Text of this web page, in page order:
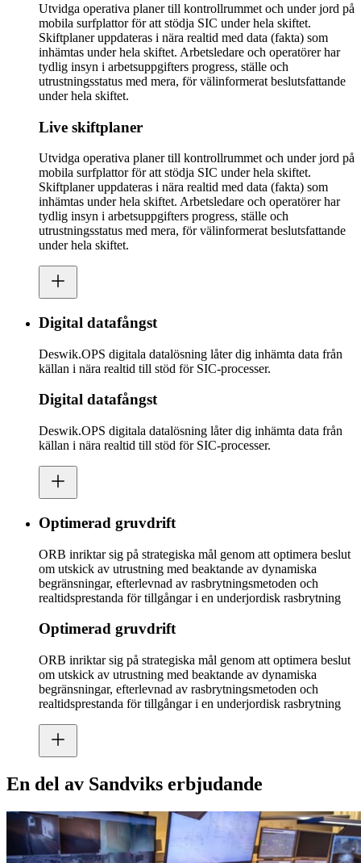
Utvidga operativa planer till kontrollrummet och under jord på
mobila surfplattor för att stödja SIC under hela skiftet.
Skiftplaner uppdateras i nära realtid med data (fakta) som
inhämtas under hela skiftet. Arbetsledare och operatörer har
tydlig insyn i arbetsuppgifters progress, ställe och
utrustningsstatus med mera, för välinformerat beslutsfattande
under hela skiftet.
Live skiftplaner
Utvidga operativa planer till kontrollrummet och under jord på
mobila surfplattor för att stödja SIC under hela skiftet.
Skiftplaner uppdateras i nära realtid med data (fakta) som
inhämtas under hela skiftet. Arbetsledare och operatörer har
tydlig insyn i arbetsuppgifters progress, ställe och
utrustningsstatus med mera, för välinformerat beslutsfattande
under hela skiftet.
Digital datafångst
Deswik.OPS digitala datalösning låter dig inhämta data från
källan i nära realtid till stöd för SIC-processer.
Digital datafångst
Deswik.OPS digitala datalösning låter dig inhämta data från
källan i nära realtid till stöd för SIC-processer.
Optimerad gruvdrift
ORB inriktar sig på strategiska mål genom att optimera beslut
om utskick av utrustning med beaktande av dynamiska
begränsningar, efterlevnad av rasbrytningsmetoden och
realtidsprestanda för tillgångar i en underjordisk rasbrytning
Optimerad gruvdrift
ORB inriktar sig på strategiska mål genom att optimera beslut
om utskick av utrustning med beaktande av dynamiska
begränsningar, efterlevnad av rasbrytningsmetoden och
realtidsprestanda för tillgångar i en underjordisk rasbrytning
En del av Sandviks erbjudande